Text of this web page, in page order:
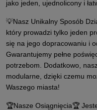
jako jeden, ujednolicony i
💡Nasz Unikalny Sposób
który prowadzi tylko jeden
się na jego dopracowaniu i
Gwarantujemy pełne
potrzebom. Dodatkowo,
modularne, dzięki czemu
Waszego miasta!
🏆Nasze Osiągnięcia🏆